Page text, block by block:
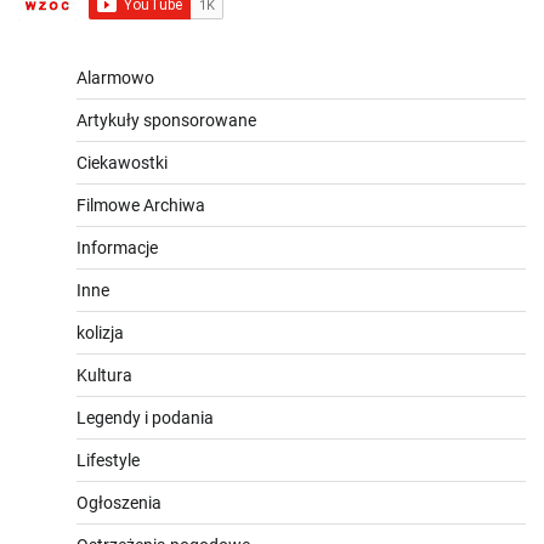
Alarmowo
Artykuły sponsorowane
Ciekawostki
Filmowe Archiwa
Informacje
Inne
kolizja
Kultura
Legendy i podania
Lifestyle
Ogłoszenia